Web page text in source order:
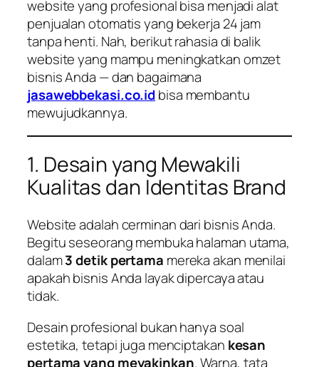
website yang profesional bisa menjadi alat
penjualan otomatis yang bekerja 24 jam
tanpa henti. Nah, berikut rahasia di balik
website yang mampu meningkatkan omzet
bisnis Anda — dan bagaimana
jasawebbekasi.co.idbisa membantu
mewujudkannya.
1. Desain yang Mewakili
Kualitas dan Identitas Brand
Website adalah cerminan dari bisnis Anda.
Begitu seseorang membuka halaman utama,
dalam3 detik pertama mereka akan menilai
apakah bisnis Anda layak dipercaya atau
tidak.
Desain profesional bukan hanya soal
estetika, tetapi juga menciptakan kesan
pertama yang meyakinkan. Warna, tata